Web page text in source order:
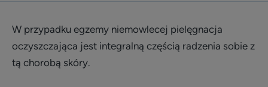
W przypadku egzemy niemowlecej pielęgnacja
oczyszczająca jest integralną częścią radzenia sobie z
tą chorobą skóry.